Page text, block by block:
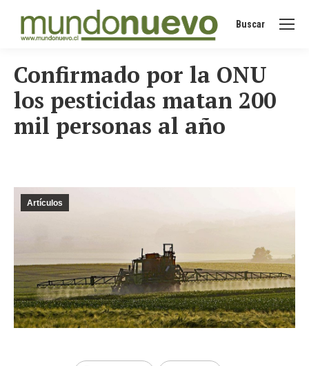
Buscar:
Buscar
Confirmado por la ONU
los pesticidas matan 200
mil personas al año
Artículos